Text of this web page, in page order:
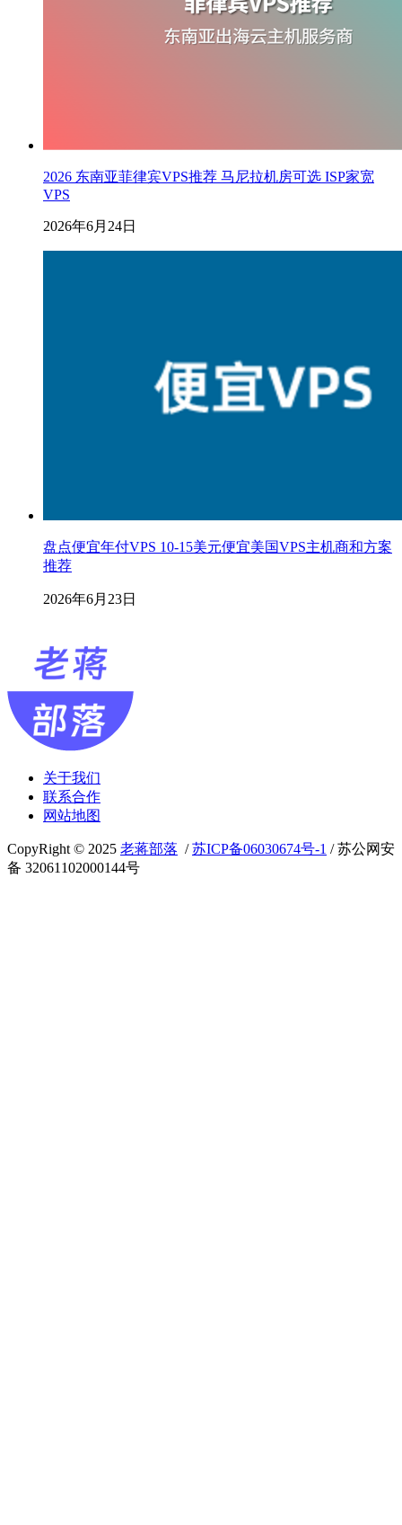
2026 东南亚菲律宾VPS推荐 马尼拉机房可选 ISP家宽
VPS
2026年6月24日
盘点便宜年付VPS 10-15美元便宜美国VPS主机商和方案
推荐
2026年6月23日
关于我们
联系合作
网站地图
CopyRight © 2025 老蒋部落 /苏ICP备06030674号-1 / 苏公网安
备 32061102000144号